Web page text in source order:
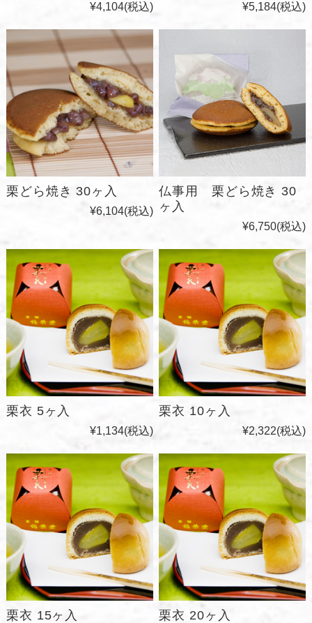
¥4,104(税込) ¥5,184(税込)
栗どら焼き 30ヶ入
¥6,104(税込)
仏事用 栗どら焼き 30
ヶ入
¥6,750(税込)
栗衣 5ヶ入
¥1,134(税込)
栗衣 10ヶ入
¥2,322(税込)
栗衣 15ヶ入 栗衣 20ヶ入